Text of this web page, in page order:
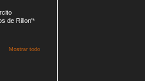
de Rillon'*
Mostrar todo